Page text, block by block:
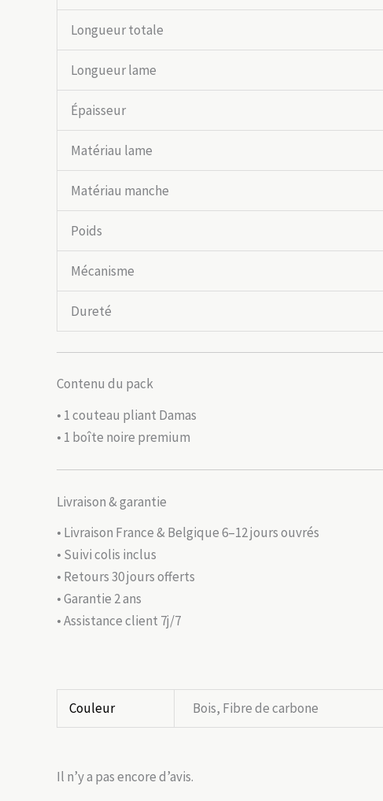
Longueur totale
Longueur lame
Épaisseur
Matériau lame
Matériau manche
Poids
Mécanisme
Dureté
Contenu du pack
• 1 couteau pliant Damas
• 1 boîte noire premium
Livraison & garantie
• Livraison France & Belgique 6–12 jours ouvrés
• Suivi colis inclus
• Retours 30 jours offerts
• Garantie 2 ans
• Assistance client 7j/7
Couleur Bois, Fibre de carbone
Il n’y a pas encore d’avis.